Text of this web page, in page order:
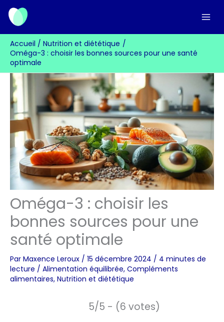
Aller
contenu
Accueil
Nutrition et diététique
Oméga-3 : choisir les bonnes sources pour une santé
optimale
Oméga-3 : choisir les
bonnes sources pour une
santé optimale
Par Maxence Leroux / 15 décembre 2024 / 4 minutes de
lecture / Alimentation équilibrée, Compléments
alimentaires, Nutrition et diététique
5/5 - (6 votes)